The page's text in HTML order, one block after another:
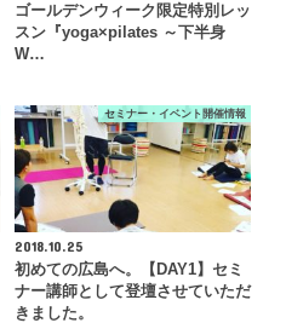
ゴールデンウィーク限定特別レッ
スン『yoga×pilates ～下半身
W…
セミナー・イベント開催情報
2018.10.25
初めての広島へ。【DAY1】セミ
ナー講師として登壇させていただ
きました。